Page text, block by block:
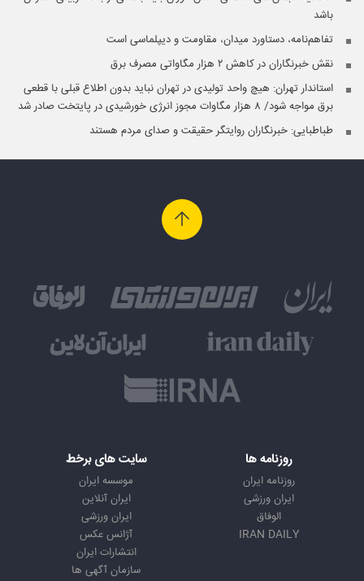
باشد
تفاهم‌نامه، دستاورد میدان، مقاومت و دیپلماسی است
نقش خبرنگاران در کاهش ۲ هزار مگاواتی مصرف برق
استاندار تهران: هیچ واحد تولیدی در تهران نباید بدون اطلاع قبلی با قطعی
برق مواجه شود/ ۸ هزار مگاوات مجوز انرژی خورشیدی در پایتخت صادر شد
طباطبایی: خبرنگاران روایتگر حقیقت و صدای مردم هستند
روزنامه ها
روزنامه ایران
ایران ورزشی
الوفاق
IRAN DAILY
سایت های برخط
موسسه ایران
ایران آنلاین
ایران ورزشی
آژانس عکس
انتشارات ایران
سازمان آگهی ها